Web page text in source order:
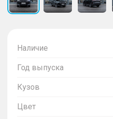
Наличие
Год выпуска
Кузов
Цвет